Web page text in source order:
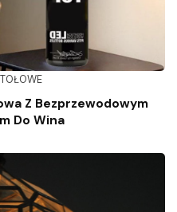
Z Bezprzewodowym
Do Wina